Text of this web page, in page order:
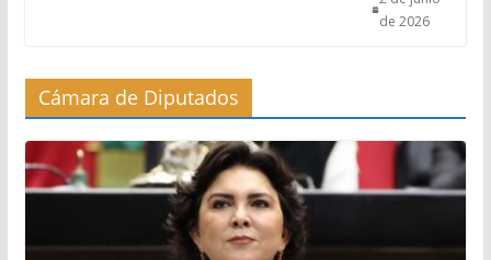
de 2026
Cámara de Diputados